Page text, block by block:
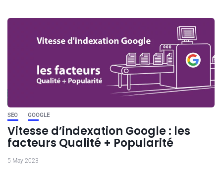
SEO GOOGLE
Vitesse d’indexation Google : les
facteurs Qualité + Popularité
5 May 2023